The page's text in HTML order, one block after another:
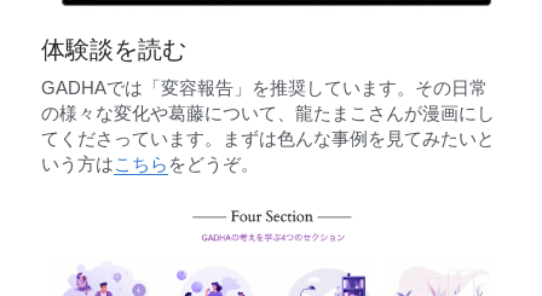
体験談を読む
GADHAでは「変容報告」を推奨しています。その日常
の様々な変化や葛藤について、龍たまこさんが漫画にし
てくださっています。まずは色んな事例を見てみたいと
いう方はこちら をどうぞ。